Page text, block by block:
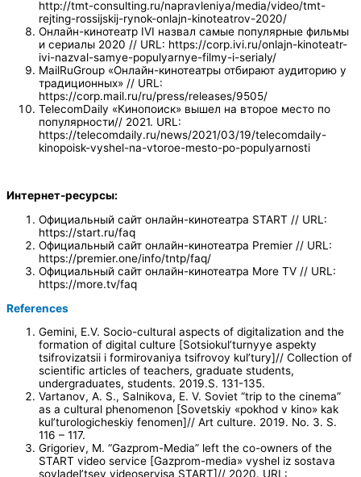
http://tmt-consulting.ru/napravleniya/media/video/tmt-
rejting-rossijskij-rynok-onlajn-kinoteatrov-2020/
Онлайн-кинотеатр IVI назвал самые популярные фильмы
и сериалы 2020 // URL: https://corp.ivi.ru/onlajn-kinoteatr-
ivi-nazval-samye-populyarnye-filmy-i-serialy/
MailRuGroup «Онлайн-кинотеатры отбирают аудиторию у
традиционных» // URL:
https://corp.mail.ru/ru/press/releases/9505/
TelecomDaily «Кинопоиск» вышел на второе место по
популярности// 2021. URL:
https://telecomdaily.ru/news/2021/03/19/telecomdaily-
kinopoisk-vyshel-na-vtoroe-mesto-po-populyarnosti
Интернет-ресурсы:
Официальный сайт онлайн-кинотеатра START // URL:
https://start.ru/faq
Официальный сайт онлайн-кинотеатра Premier // URL:
https://premier.one/info/tntp/faq/
Официальный сайт онлайн-кинотеатра More TV // URL:
https://more.tv/faq
References
Gemini, E.V. Socio-cultural aspects of digitalization and the
formation of digital culture [Sotsiokul’turnyye aspekty
tsifrovizatsii i formirovaniya tsifrovoy kul’tury]// Collection of
scientific articles of teachers, graduate students,
undergraduates, students. 2019.S. 131-135.
Vartanov, A. S., Salnikova, E. V. Soviet “trip to the cinema”
as a cultural phenomenon [Sovetskiy «pokhod v kino» kak
kul’turologicheskiy fenomen]// Art culture. 2019. No. 3. S.
116 – 117.
Grigoriev, M. “Gazprom-Media” left the co-owners of the
START video service [Gazprom-media» vyshel iz sostava
sovladel’tsev videoservisa START]// 2020. URL: